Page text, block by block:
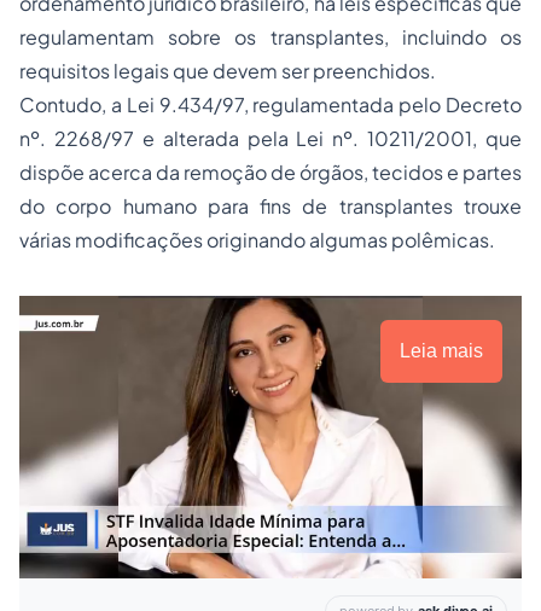
regulamentam sobre os transplantes, incluindo os
requisitos legais que devem ser preenchidos.
Contudo, a Lei 9.434/97, regulamentada pelo Decreto
nº. 2268/97 e alterada pela Lei nº. 10211/2001, que
dispõe acerca da remoção de órgãos, tecidos e partes
do corpo humano para fins de transplantes trouxe
várias modificações originando algumas polêmicas.
Leia mais